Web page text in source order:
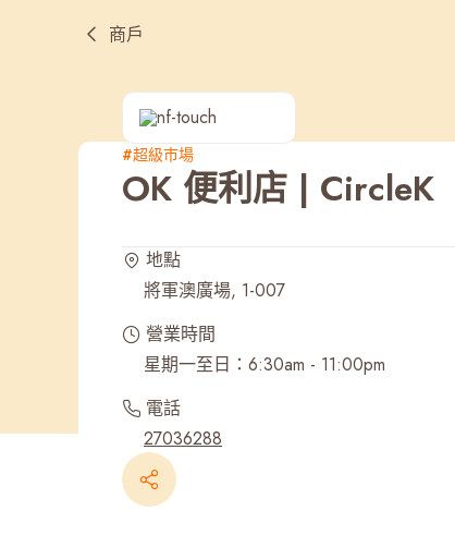
熱門
NF 種籽 NF Points AIRSIDE 獎賞
最近搜尋紀錄
商戶
#超級巿場
OK 便利店 | CircleK
地點
將軍澳廣場, 1-007
營業時間
星期一至日：6:30am - 11:00pm
電話
27036288